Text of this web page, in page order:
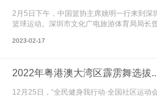
2月5日下午，中国篮协主席姚明一行来到深
篮球运动。深圳市文化广电旅游体育局局长
2023-02-17
2022年粤港澳大湾区霹雳舞选拔
12月25日，“全民健身我行动·全国社区运动